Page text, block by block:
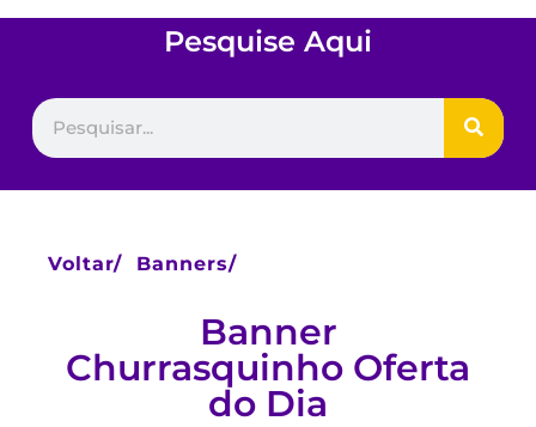
Pesquise Aqui
Voltar/ Banners/
Banner
Churrasquinho Oferta
do Dia